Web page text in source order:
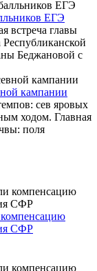
ЕГЭ
встреча главы
Беджановой с
кампании
сев яровых
ходом. Главная
поля
СФР